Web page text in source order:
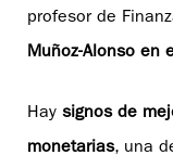
profesor de
Muñoz-Alonso en
Hay signos de
monetarias, una